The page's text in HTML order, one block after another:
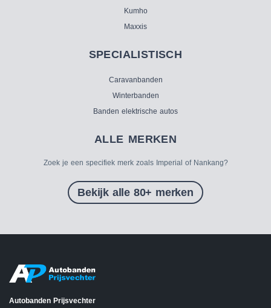
Kumho
Maxxis
SPECIALISTISCH
Caravanbanden
Winterbanden
Banden elektrische autos
ALLE MERKEN
Zoek je een specifiek merk zoals Imperial of Nankang?
Bekijk alle 80+ merken
Autobanden Prijsvechter